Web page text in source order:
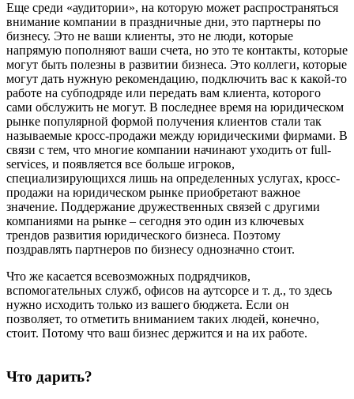
Еще среди «аудитории», на которую может распространяться
внимание компании в праздничные дни, это партнеры по
бизнесу. Это не ваши клиенты, это не люди, которые
напрямую пополняют ваши счета, но это те контакты, которые
могут быть полезны в развитии бизнеса. Это коллеги, которые
могут дать нужную рекомендацию, подключить вас к какой-то
работе на субподряде или передать вам клиента, которого
сами обслужить не могут. В последнее время на юридическом
рынке популярной формой получения клиентов стали так
называемые кросс-продажи между юридическими фирмами. В
связи с тем, что многие компании начинают уходить от full-
services, и появляется все больше игроков,
специализирующихся лишь на определенных услугах, кросс-
продажи на юридическом рынке приобретают важное
значение. Поддержание дружественных связей с другими
компаниями на рынке – сегодня это один из ключевых
трендов развития юридического бизнеса. Поэтому
поздравлять партнеров по бизнесу однозначно стоит.
Что же касается всевозможных подрядчиков,
вспомогательных служб, офисов на аутсорсе и т. д., то здесь
нужно исходить только из вашего бюджета. Если он
позволяет, то отметить вниманием таких людей, конечно,
стоит. Потому что ваш бизнес держится и на их работе.
Что дарить?